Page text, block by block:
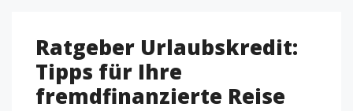
Ratgeber Urlaubskredit:
Tipps für Ihre
fremdfinanzierte Reise